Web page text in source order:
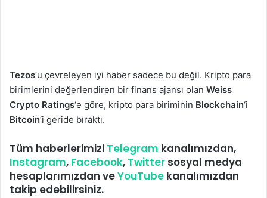
Tezos‘u çevreleyen iyi haber sadece bu değil. Kripto para
birimlerini değerlendiren bir finans ajansı olan Weiss
Crypto Ratings‘e göre, kripto para biriminin Blockchain‘i
Bitcoin‘i geride bıraktı.
Tüm haberlerimizi Telegram kanalımızdan,
Instagram, Facebook, Twitter sosyal medya
hesaplarımızdan veYouTube kanalımızdan
takip edebilirsiniz.